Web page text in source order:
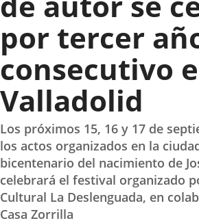
por tercer
consecutivo
Valladolid
Los próximos 15, 16 y 17 de
los actos organizados en la
bicentenario del nacimiento de
celebrará el festival organizado
Cultural La Deslenguada, en
Casa Zorrilla